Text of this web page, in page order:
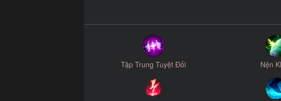
Tập Trung Tuyệt Đối Nện